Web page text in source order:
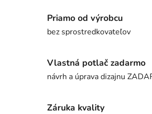
Priamo od výrobcu
bez sprostredkovateľov
Vlastná potlač zadarmo
návrh a úprava dizajnu
Záruka kvality